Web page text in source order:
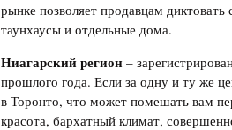
рынке позволяет продавцам
таунхаусы и отдельные дома.
Ниагарский регион –
прошлого года. Если за одну и ту же
в Торонто, что может помешать вам
красота, бархатный климат,